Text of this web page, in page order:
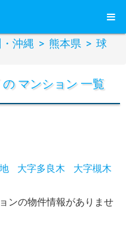
沖縄 > 熊本県 > 球
マンション 一覧
大字多良木 大字槻木
ンの物件情報がありませ